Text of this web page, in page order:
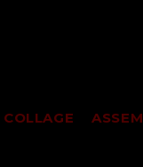
COLLAGE